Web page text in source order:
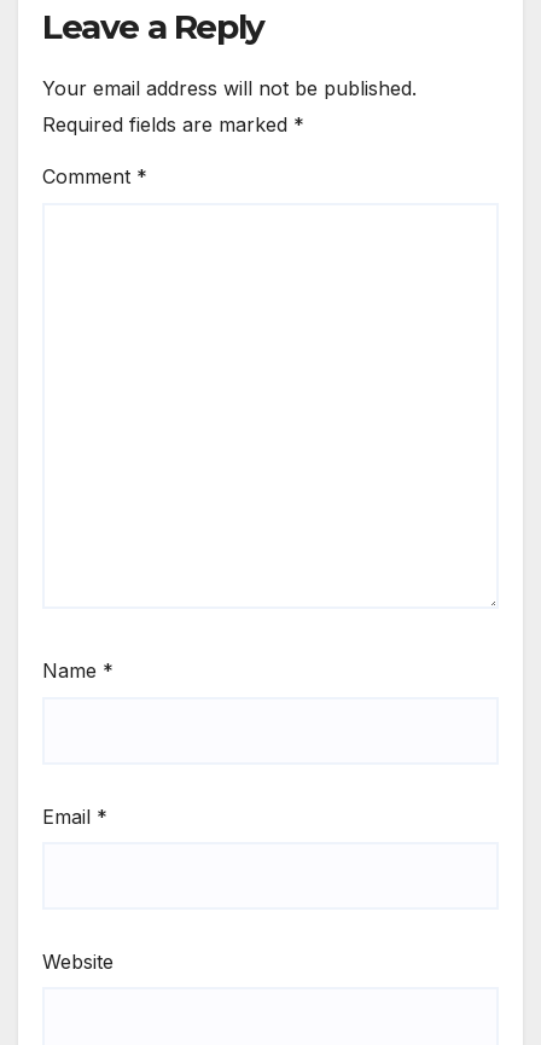
Leave a Reply
Your email address will not be published.
Required fields are marked *
Comment *
Name *
Email *
Website